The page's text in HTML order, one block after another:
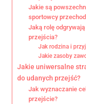
Jakie są
sportowcy
Jaką rolę
przejścia?
Jak rodzina i
Jakie zasoby
Jakie uniwersalne
do udanych przejść?
Jak wyznaczanie
przejście?